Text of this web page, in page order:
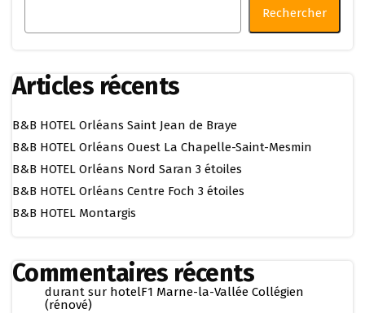
Rechercher
Articles récents
B&B HOTEL Orléans Saint Jean de Braye
B&B HOTEL Orléans Ouest La Chapelle-Saint-Mesmin
B&B HOTEL Orléans Nord Saran 3 étoiles
B&B HOTEL Orléans Centre Foch 3 étoiles
B&B HOTEL Montargis
Commentaires récents
durant sur hotelF1 Marne-la-Vallée Collégien
(rénové)